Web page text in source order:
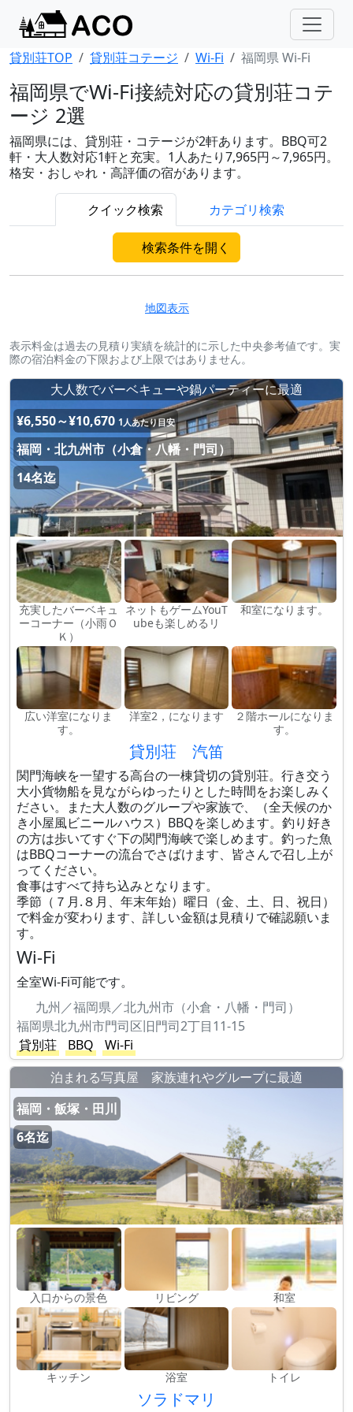
貸別荘TOP 貸別荘コテージ Wi-Fi 福岡県 Wi-Fi
福岡県でWi-Fi接続対応の貸別荘コテ
ージ 2選
福岡県には、貸別荘・コテージが2軒あります。BBQ可2
軒・大人数対応1軒と充実。1人あたり7,965円～7,965円。
格安・おしゃれ・高評価の宿があります。
クイック検索 カテゴリ検索
検索条件を開く
地図表示
表示料金は過去の見積り実績を統計的に示した中央参考値です。実
際の宿泊料金の下限および上限ではありません。
大人数でバーベキューや鍋パーティーに最適
¥6,550～¥10,670 1人あたり目安
福岡・北九州市（小倉・八幡・門司）
14名迄
充実したバーベキュ
ーコーナー（小雨Ｏ
Ｋ）
ネットもゲームYouT
ubeも楽しめるリ
和室になります。
広い洋室になりま
す。
洋室2，になります
２階ホールになりま
す。
貸別荘 汽笛
関門海峡を一望する高台の一棟貸切の貸別荘。行き交う
大小貨物船を見ながらゆったりとした時間をお楽しみく
ださい。また大人数のグループや家族で、（全天候のか
き小屋風ビニールハウス）BBQを楽しめます。釣り好き
の方は歩いてすぐ下の関門海峡で楽しめます。釣った魚
はBBQコーナーの流台でさばけます、皆さんで召し上が
ってください。
食事はすべて持ち込みとなります。
季節（７月.８月、年末年始）曜日（金、土、日、祝日）
で料金が変わります、詳しい金額は見積りで確認願いま
す。
Wi-Fi
全室Wi-Fi可能です。
九州／福岡県／北九州市（小倉・八幡・門司）
福岡県北九州市門司区旧門司2丁目11-15
貸別荘
BBQ
Wi-Fi
泊まれる写真屋 家族連れやグループに最適
福岡・飯塚・田川
6名迄
入口からの景色 リビング 和室
キッチン 浴室 トイレ
ソラドマリ